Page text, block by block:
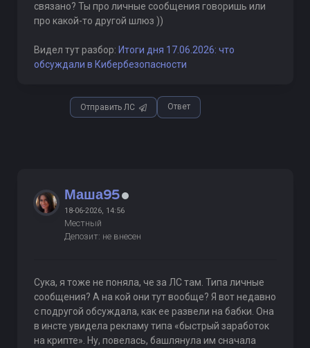
связано? Ты про личные сообщения говоришь или
про какой-то другой шлюз ))
Видел тут разбор: Итоги дня 17.06.2026: что
обсуждали в Кибербезопасности
Отправить ЛС Ответ
Маша95
18-06-2026, 14:56
Местный
Депозит: не внесен
Сука, я тоже не поняла, че за ЛС там. Типа личные
сообщения? А на кой они тут вообще? Я вот недавно
с подругой обсуждала, как ее развели на бабки. Она
в инсте увидела рекламу типа «быстрый заработок
на крипте». Ну, повелась, башлянула им сначала